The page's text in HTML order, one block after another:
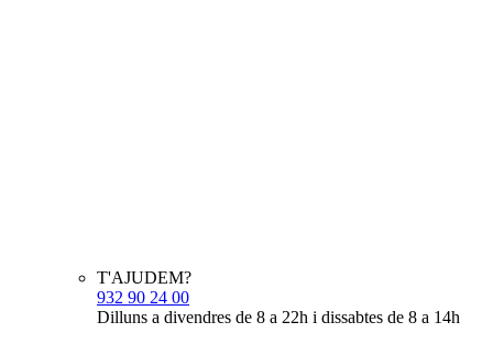
T'AJUDEM?
932 90 24 00
Dilluns a divendres de 8 a 22h i dissabtes de 8 a 14h